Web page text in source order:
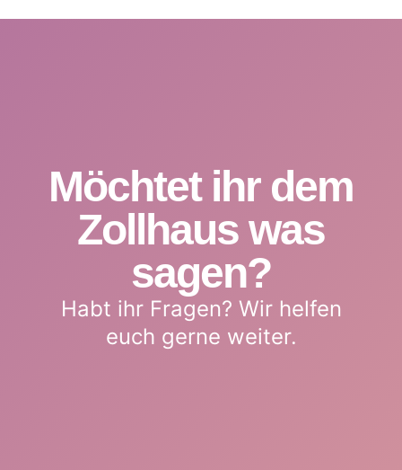
Möchtet ihr dem
Zollhaus was
sagen?
Habt ihr Fragen? Wir helfen
euch gerne weiter.